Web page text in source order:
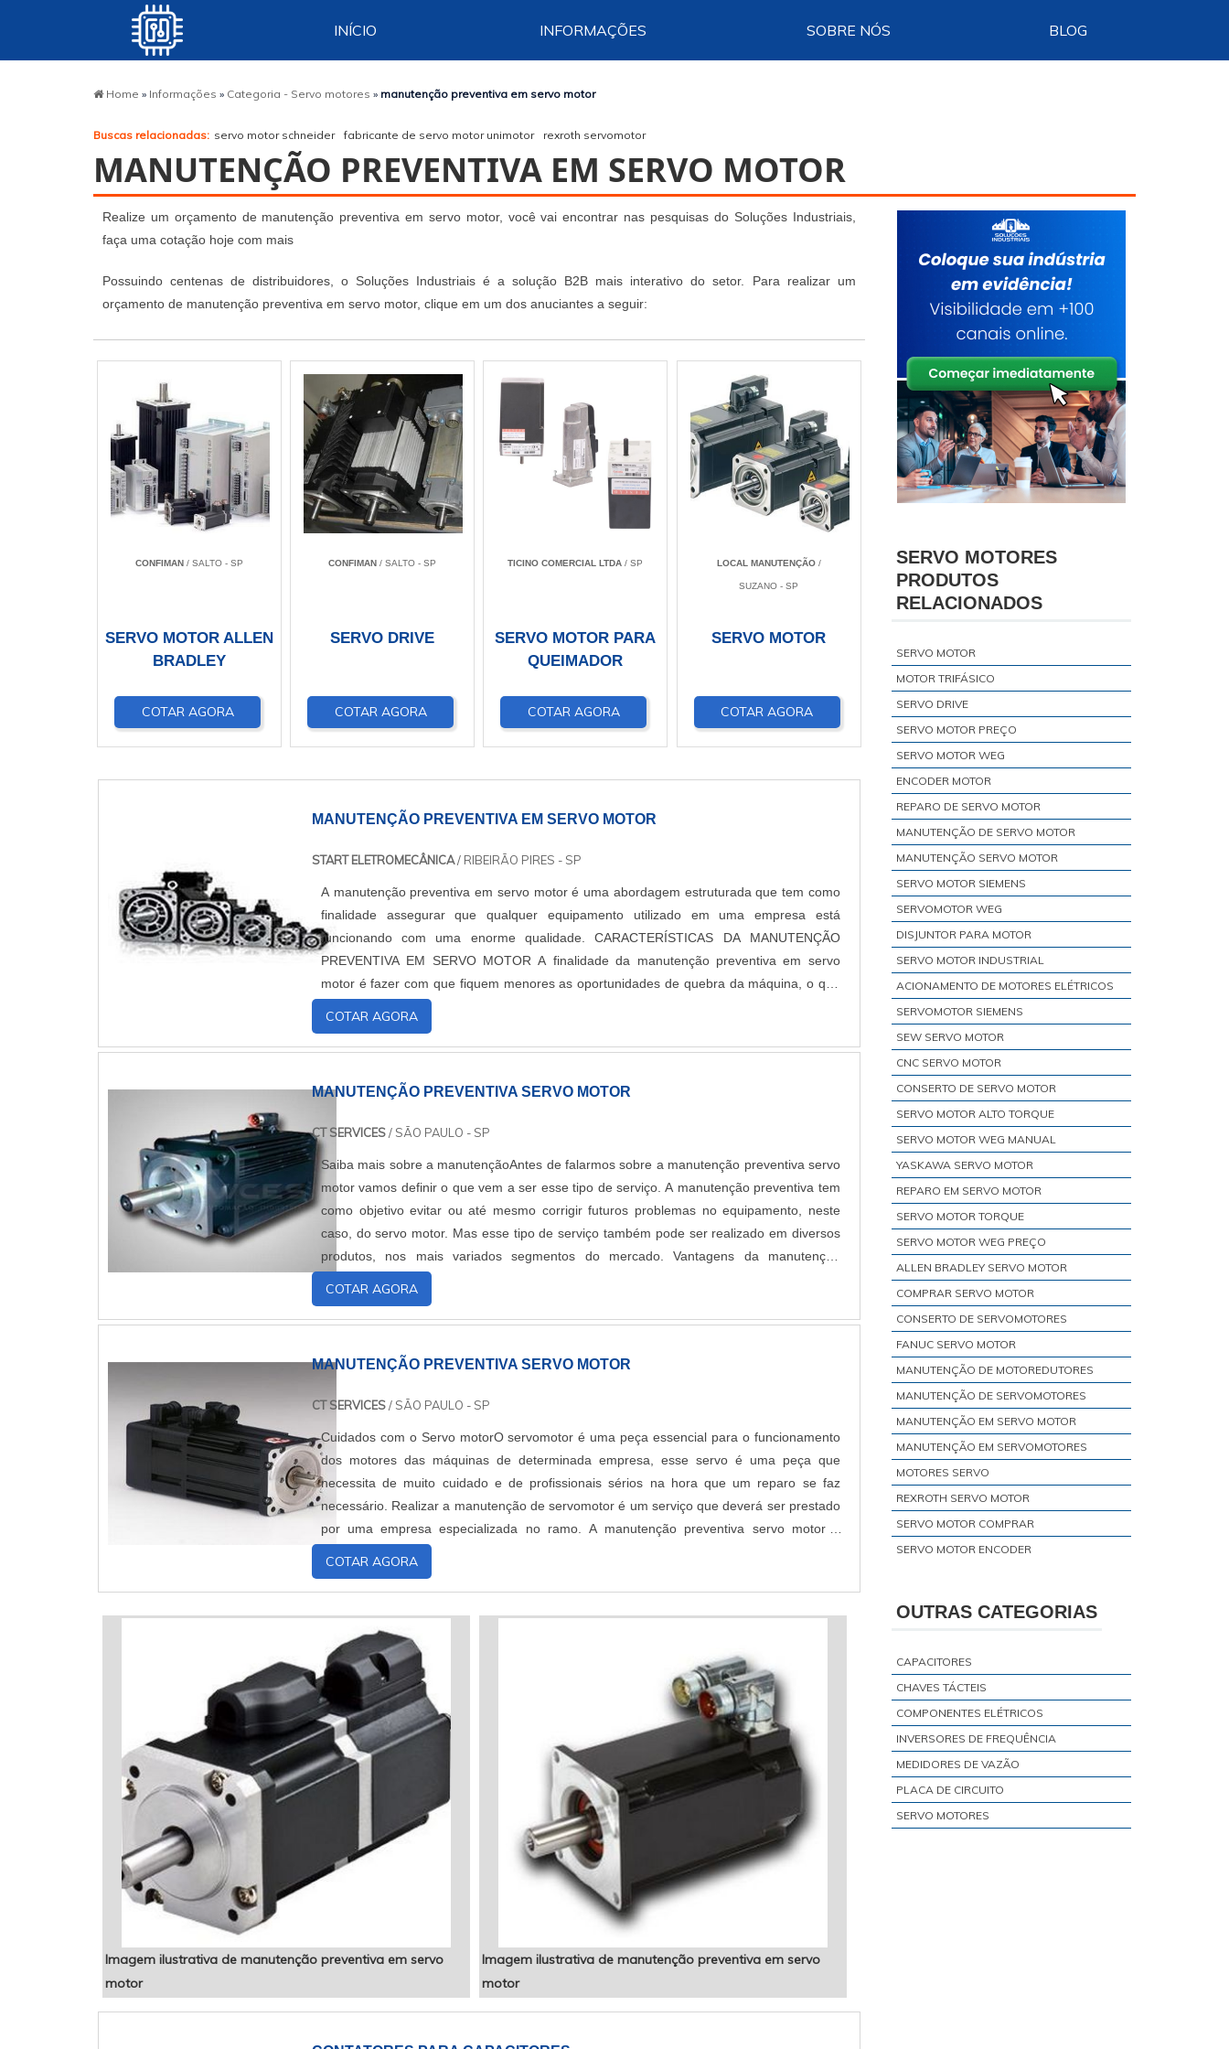
INÍCIO INFORMAÇÕES SOBRE NÓS BLOG
Home » Informações » Categoria - Servo motores » manutenção preventiva em servo motor
Buscas relacionadas: servo motor schneider fabricante de servo motor unimotor rexroth servomotor
MANUTENÇÃO PREVENTIVA EM SERVO MOTOR
Realize um orçamento de manutenção preventiva em servo motor, você vai encontrar nas pesquisas do Soluções Industriais,
faça uma cotação hoje com mais
Possuindo centenas de distribuidores, o Soluções Industriais é a solução B2B mais interativo do setor. Para realizar um
orçamento de manutenção preventiva em servo motor, clique em um dos anuciantes a seguir:
CONFIMAN / SALTO - SP
SERVO MOTOR ALLEN
BRADLEY
COTAR AGORA
CONFIMAN / SALTO - SP
SERVO DRIVE
COTAR AGORA
TICINO COMERCIAL LTDA / SP
SERVO MOTOR PARA
QUEIMADOR
COTAR AGORA
LOCAL MANUTENÇÃO/
SUZANO - SP
SERVO MOTOR
COTAR AGORA
MANUTENÇÃO PREVENTIVA EM SERVO MOTOR
START ELETROMECÂNICA/ RIBEIRÃO PIRES - SP
A manutenção preventiva em servo motor é uma abordagem estruturada que tem como
finalidade assegurar que qualquer equipamento utilizado em uma empresa está
funcionando com uma enorme qualidade. CARACTERÍSTICAS DA MANUTENÇÃO
PREVENTIVA EM SERVO MOTOR A finalidade da manutenção preventiva em servo
motor é fazer com que fiquem menores as oportunidades de quebra da máquina, o que
tem a possibilidade de proporcionar algum tipo de prejuízo em...
COTAR AGORA
MANUTENÇÃO PREVENTIVA SERVO MOTOR
CT SERVICES/ SÃO PAULO - SP
Saiba mais sobre a manutençãoAntes de falarmos sobre a manutenção preventiva servo
motor vamos definir o que vem a ser esse tipo de serviço. A manutenção preventiva tem
como objetivo evitar ou até mesmo corrigir futuros problemas no equipamento, neste
caso, do servo motor. Mas esse tipo de serviço também pode ser realizado em diversos
produtos, nos mais variados segmentos do mercado. Vantagens da manutenção
preventiva servo motorNão som...
COTAR AGORA
MANUTENÇÃO PREVENTIVA SERVO MOTOR
CT SERVICES/ SÃO PAULO - SP
Cuidados com o Servo motorO servomotor é uma peça essencial para o funcionamento
dos motores das máquinas de determinada empresa, esse servo é uma peça que
necessita de muito cuidado e de profissionais sérios na hora que um reparo se faz
necessário. Realizar a manutenção de servomotor é um serviço que deverá ser prestado
por uma empresa especializada no ramo. A manutenção preventiva servo motor é
realizada afim de identificar um possíve...
COTAR AGORA
Imagem ilustrativa de manutenção preventiva em servo
motor
Imagem ilustrativa de manutenção preventiva em servo
motor
SERVO MOTORES
PRODUTOS
RELACIONADOS
SERVO MOTOR
MOTOR TRIFÁSICO
SERVO DRIVE
SERVO MOTOR PREÇO
SERVO MOTOR WEG
ENCODER MOTOR
REPARO DE SERVO MOTOR
MANUTENÇÃO DE SERVO MOTOR
MANUTENÇÃO SERVO MOTOR
SERVO MOTOR SIEMENS
SERVOMOTOR WEG
DISJUNTOR PARA MOTOR
SERVO MOTOR INDUSTRIAL
ACIONAMENTO DE MOTORES ELÉTRICOS
SERVOMOTOR SIEMENS
SEW SERVO MOTOR
CNC SERVO MOTOR
CONSERTO DE SERVO MOTOR
SERVO MOTOR ALTO TORQUE
SERVO MOTOR WEG MANUAL
YASKAWA SERVO MOTOR
REPARO EM SERVO MOTOR
SERVO MOTOR TORQUE
SERVO MOTOR WEG PREÇO
ALLEN BRADLEY SERVO MOTOR
COMPRAR SERVO MOTOR
CONSERTO DE SERVOMOTORES
FANUC SERVO MOTOR
MANUTENÇÃO DE MOTOREDUTORES
MANUTENÇÃO DE SERVOMOTORES
MANUTENÇÃO EM SERVO MOTOR
MANUTENÇÃO EM SERVOMOTORES
MOTORES SERVO
REXROTH SERVO MOTOR
SERVO MOTOR COMPRAR
SERVO MOTOR ENCODER
CONECTOR PARA SERVO MOTOR
CONSERTO DE SERVO DRIVE
CONSERTO EM SERVOMOTORES
CONTROL TECHNIQUES SERVO MOTOR
CONVERSOR CA CC PARA MOTOR CC
DC SERVO MOTOR WITH ENCODER
EMERSON SERVO MOTOR
OUTRAS CATEGORIAS
CAPACITORES
CHAVES TÁCTEIS
COMPONENTES ELÉTRICOS
INVERSORES DE FREQUÊNCIA
MEDIDORES DE VAZÃO
PLACA DE CIRCUITO
SERVO MOTORES